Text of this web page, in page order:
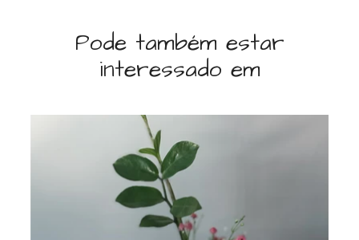
Pode também estar
interessado em